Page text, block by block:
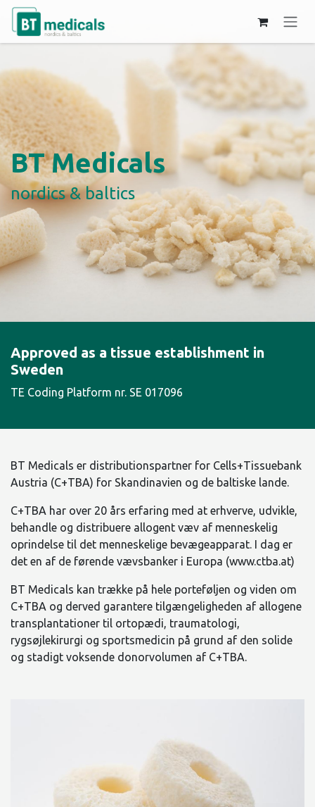
Skip to Content
BT Medicals
nordics & baltics
Approved as a tissue establishment in
Sweden
TE Coding Platform nr. SE 017096
BT Medicals er distributionspartner for Cells+Tissuebank
Austria (C+TBA) for Skandinavien og de baltiske lande.
C+TBA har over 20 års erfaring med at erhverve, udvikle,
behandle og distribuere allogent væv af menneskelig
oprindelse til det menneskelige bevægeapparat. I dag er
det en af de førende vævsbanker i Europa (www.ctba.at)
BT Medicals kan trække på hele porteføljen og viden om
C+TBA og derved garantere tilgængeligheden af allogene
transplantationer til ortopædi, traumatologi,
rygsøjlekirurgi og sportsmedicin på grund af den solide
og stadigt voksende donorvolumen af C+TBA.